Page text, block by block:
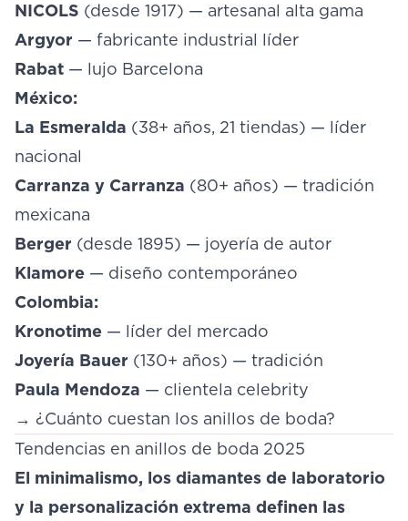
NICOLS (desde 1917) — artesanal alta gama
Argyor — fabricante industrial líder
Rabat — lujo Barcelona
México:
La Esmeralda (38+ años, 21 tiendas) — líder
nacional
Carranza y Carranza (80+ años) — tradición
mexicana
Berger (desde 1895) — joyería de autor
Klamore — diseño contemporáneo
Colombia:
Kronotime — líder del mercado
Joyería Bauer (130+ años) — tradición
Paula Mendoza — clientela celebrity
→ ¿Cuánto cuestan los anillos de boda?
Tendencias en anillos de boda 2025
El minimalismo, los diamantes de laboratorio
y la personalización extrema definen las